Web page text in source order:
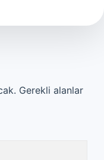
Gerekli alanlar